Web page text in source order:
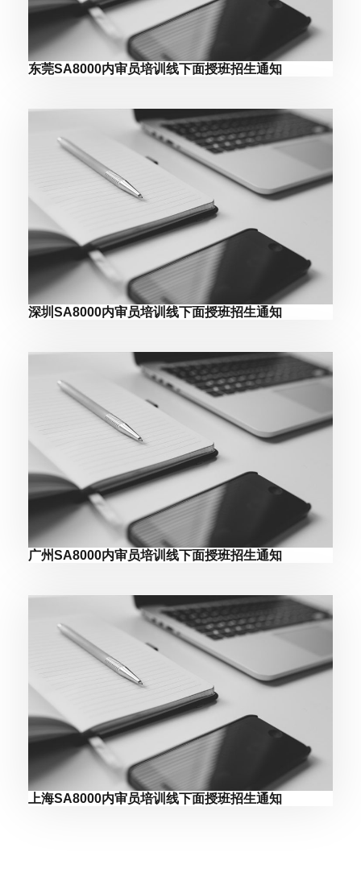
东莞SA8000内审员培训线下面授班招生通知
深圳SA8000内审员培训线下面授班招生通知
广州SA8000内审员培训线下面授班招生通知
上海SA8000内审员培训线下面授班招生通知